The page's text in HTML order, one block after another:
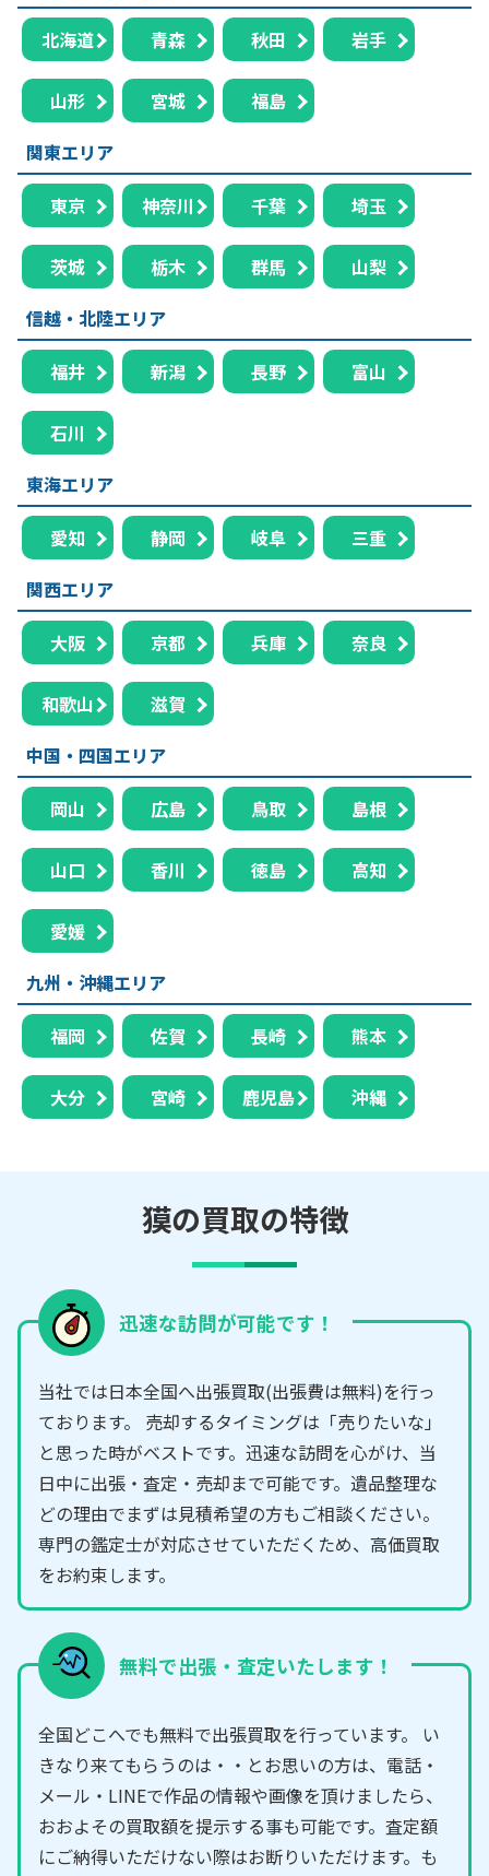
北海道 青森 秋田 岩手
山形 宮城
福島
関東エリア
東京 神奈川 千葉 埼玉
茨城 栃木 群馬
山梨
信越・北陸エリア
福井 新潟 長野 富山
石川
東海エリア
愛知 静岡 岐阜
三重
関西エリア
大阪 京都 兵庫 奈良
和歌山
滋賀
中国・四国エリア
岡山 広島 鳥取 島根
山口 香川 徳島 高知
愛媛
九州・沖縄エリア
福岡 佐賀 長崎 熊本
大分 宮崎 鹿児島 沖縄
獏の買取の特徴
迅速な訪問が可能です！
当社では日本全国へ出張買取(出張費は無料)を行っ
ております。 売却するタイミングは「売りたいな」
と思った時がベストです。迅速な訪問を心がけ、当
日中に出張・査定・売却まで可能です。遺品整理な
どの理由でまずは見積希望の方もご相談ください。
専門の鑑定士が対応させていただくため、高価買取
をお約束します。
無料で出張・査定いたします！
全国どこへでも無料で出張買取を行っています。 い
きなり来てもらうのは・・とお思いの方は、電話・
メール・LINEで作品の情報や画像を頂けましたら、
おおよその買取額を提示する事も可能です。査定額
にご納得いただけない際はお断りいただけます。も